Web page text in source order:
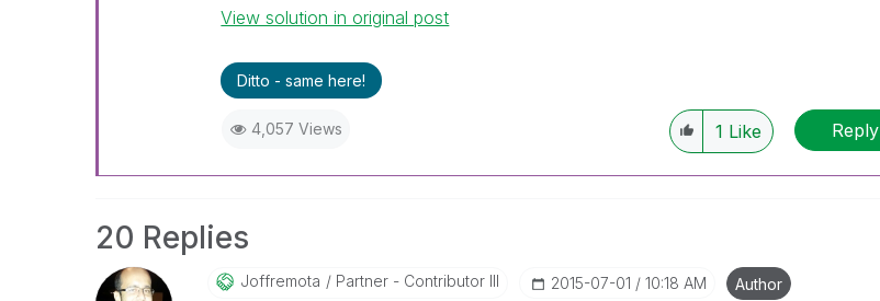
View solution in original post
Ditto - same here!
4,057 Views 1 Like Reply
20 Replies
Joffremota Partner - Contributor III ‎2015-07-01 10:18 AM Author